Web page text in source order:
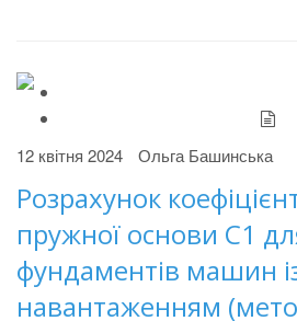
12 квітня 2024 Ольга Башинська
Розрахунок
пружної основи С1
фундаментів машин
навантаженням